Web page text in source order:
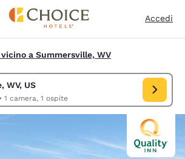
Accedi
a Summersville, WV
WV, US
1 camera, 1 ospite
Summersville, WV, US. Data di check-in ago